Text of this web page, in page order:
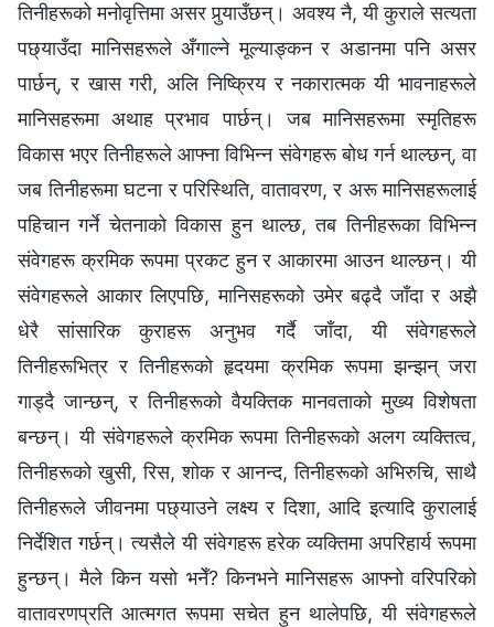
तिनीहरूको मनोवृत्तिमा असर पुर्‍याउँछन्। अवश्य नै, यी कुराले सत्यता
पछ्याउँदा मानिसहरूले अँगाल्ने मूल्याङ्कन र अडानमा पनि असर
पार्छन्, र खास गरी, अलि निष्क्रिय र नकारात्मक यी भावनाहरूले
मानिसहरूमा अथाह प्रभाव पार्छन्। जब मानिसहरूमा स्मृतिहरू
विकास भएर तिनीहरूले आफ्‍ना विभिन्‍न संवेगहरू बोध गर्न थाल्छन्, वा
जब तिनीहरूमा घटना र परिस्थिति, वातावरण, र अरू मानिसहरूलाई
पहिचान गर्ने चेतनाको विकास हुन थाल्छ, तब तिनीहरूका विभिन्‍न
संवेगहरू क्रमिक रूपमा प्रकट हुन र आकारमा आउन थाल्छन्। यी
संवेगहरूले आकार लिएपछि, मानिसहरूको उमेर बढ्दै जाँदा र अझै
धेरै सांसारिक कुराहरू अनुभव गर्दै जाँदा, यी संवेगहरूले
तिनीहरूभित्र र तिनीहरूको हृदयमा क्रमिक रूपमा झन्झन् जरा
गाड्दै जान्छन्, र तिनीहरूको वैयक्तिक मानवताको मुख्य विशेषता
बन्छन्। यी संवेगहरूले क्रमिक रूपमा तिनीहरूको अलग व्यक्तित्व,
तिनीहरूको खुसी, रिस, शोक र आनन्द, तिनीहरूको अभिरुचि, साथै
तिनीहरूले जीवनमा पछ्याउने लक्ष्य र दिशा, आदि इत्यादि कुरालाई
निर्देशित गर्छन्। त्यसैले यी संवेगहरू हरेक व्यक्तिमा अपरिहार्य रूपमा
हुन्छन्। मैले किन यसो भनेँ? किनभने मानिसहरू आफ्‍नो वरिपरिको
वातावरणप्रति आत्मगत रूपमा सचेत हुन थालेपछि, यी संवेगहरूले